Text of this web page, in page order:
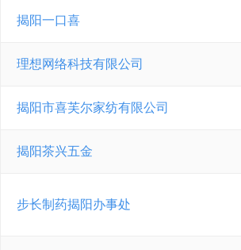
揭阳一口喜
理想网络科技有限公司
揭阳市喜芙尔家纺有限公司
揭阳茶兴五金
步长制药揭阳办事处